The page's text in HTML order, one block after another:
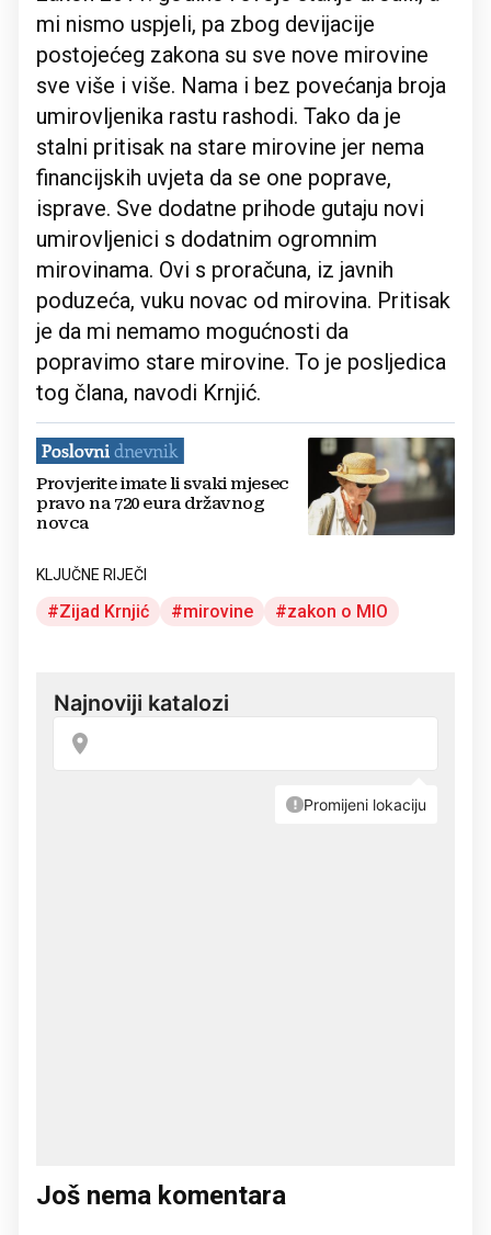
mi nismo uspjeli, pa zbog devijacije
postojećeg zakona su sve nove mirovine
sve više i više. Nama i bez povećanja broja
umirovljenika rastu rashodi. Tako da je
stalni pritisak na stare mirovine jer nema
financijskih uvjeta da se one poprave,
isprave. Sve dodatne prihode gutaju novi
umirovljenici s dodatnim ogromnim
mirovinama. Ovi s proračuna, iz javnih
poduzeća, vuku novac od mirovina. Pritisak
je da mi nemamo mogućnosti da
popravimo stare mirovine. To je posljedica
tog člana, navodi Krnjić.
Provjerite imate li svaki mjesec
pravo na 720 eura državnog
novca
KLJUČNE RIJEČI
Zijad Krnjić mirovine zakon o MIO
Još nema komentara